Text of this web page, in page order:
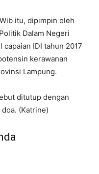
itu, dipimpin oleh
Dalam Negeri
capaian IDI tahun 2017
kerawanan
Lampung.
ditutup dengan
(Katrine)